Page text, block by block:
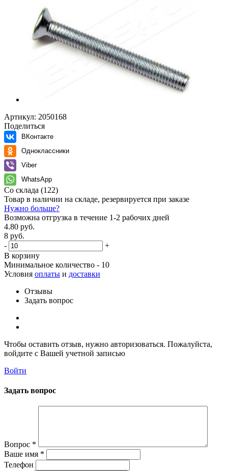
Артикул: 2050168
Поделиться
ВКонтакте
Одноклассники
Viber
WhatsApp
Со склада (122)
Товар в наличии на складе, резервируется при заказе
Нужно больше?
Возможна отгрузка в течение 1-2 рабочих дней
4.80 руб.
8 руб.
-
+
В корзину
Минимальное количество - 10
Условия оплаты и доставки
Отзывы
Задать вопрос
Чтобы оставить отзыв, нужно авторизоваться. Пожалуйста,
войдите с Вашей учетной записью
Войти
Задать вопрос
Вопрос *
Ваше имя *
Телефон